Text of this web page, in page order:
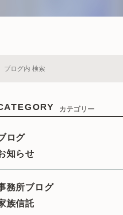
カテゴリー
ログ
知らせ
務所ブログ
族信託